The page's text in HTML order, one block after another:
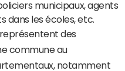
municipaux, agents
dans les écoles, etc.
des
commune au
notamment